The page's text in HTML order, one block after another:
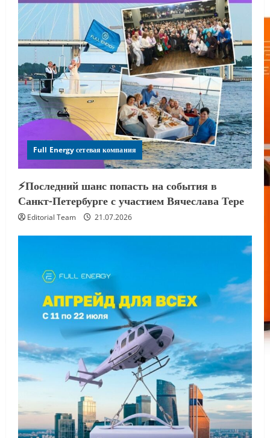
Full Energy сетевая компания
⚡️Последний шанс попасть на события в
Санкт-Петербурге с участием Вячеслава Тере
Editorial Team 21.07.2026